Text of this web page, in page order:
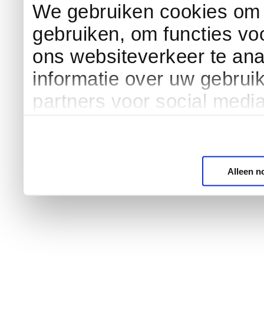
We gebruiken cookies
gebruiken, om functies
ons websiteverkeer te
informatie over uw
partners voor social
Alleen